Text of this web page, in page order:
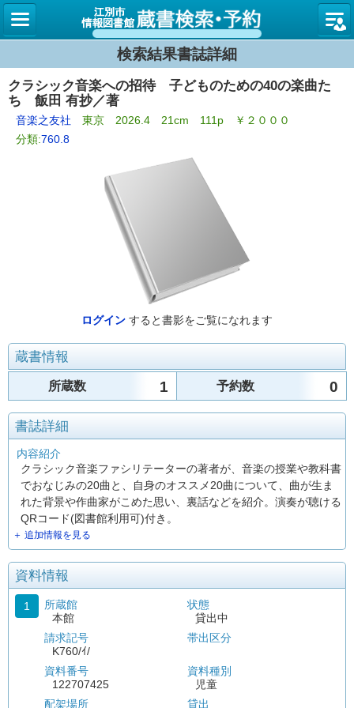
図書館
検索結果書誌詳細
クラシック音楽への招待 子どものための40の楽曲た
ち 飯田 有抄／著
音楽之友社 東京 2026.4 21cm 111p ￥２０００
分類:760.8
ログイン すると書影をご覧になれます
蔵書情報
所蔵数 1 予約数 0
書誌詳細
内容紹介
クラシック音楽ファシリテーターの著者が、音楽の授業や教科書
でおなじみの20曲と、自身のオススメ20曲について、曲が生ま
れた背景や作曲家がこめた思い、裏話などを紹介。演奏が聴ける
QRコード(図書館利用可)付き。
＋ 追加情報を見る
資料情報
1
所蔵館
本館
請求記号
K760/ｲ/
資料番号
122707425
配架場所
状態
貸出中
帯出区分
資料種別
児童
貸出